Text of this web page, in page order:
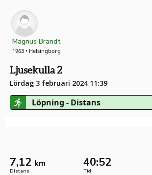
Magnus Brandt
1963 • Helsingborg
Ljusekulla 2
Lördag 3 februari 2024 11:39
Löpning - Distans
7,12 km
Distans
40:52
Tid